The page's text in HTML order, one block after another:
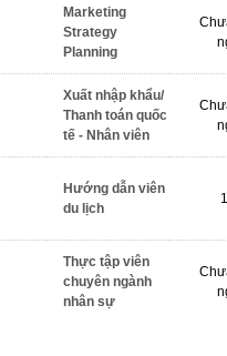
Marketing
Strategy
Planning
Xuất nhập khẩu/
Thanh toán quốc
tế - Nhân viên
Hướng dẫn viên
du lịch
Thực tập viên
chuyên ngành
nhân sự